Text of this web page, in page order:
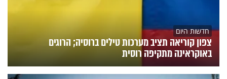
חדשות היום
צפון קוריאה תציב מערכות טילים ברוסיה; הרוגים
באוקראינה מתקיפה רוסית